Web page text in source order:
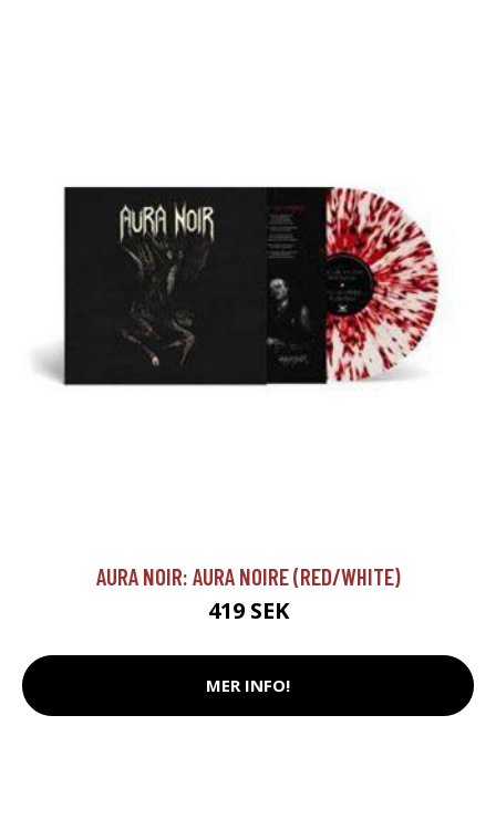
AURA NOIR: AURA NOIRE (RED/WHITE)
419 SEK
MER INFO!